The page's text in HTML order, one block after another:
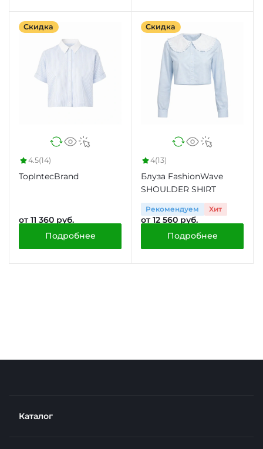
Скидка
4.5(14)
TopIntecBrand
от 11 360 руб.
Подробнее
Скидка
4(13)
Блуза FashionWave
SHOULDER SHIRT
Рекомендуем Хит
от 12 560 руб.
Подробнее
Каталог